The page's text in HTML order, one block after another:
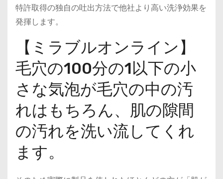
特許取得の独自の吐出方法で他社より高い洗浄効果を
発揮します。
【ミラブルオンライン】
毛穴の100分の1以下の小
さな気泡が毛穴の中の汚
れはもちろん、肌の隙間
の汚れを洗い流してくれ
ます。